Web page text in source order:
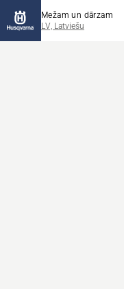
Mežam un dārzam
LV, Latviešu